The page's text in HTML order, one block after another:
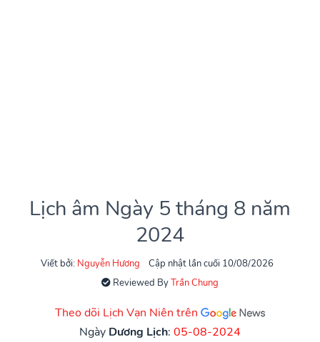
Lịch âm Ngày 5 tháng 8 năm
2024
Viết bởi: Nguyễn Hương
Cập nhật lần cuối 10/08/2026
Reviewed ByTrần Chung
Theo dõi Lịch Vạn Niên trên
Ngày Dương Lịch: 05-08-2024